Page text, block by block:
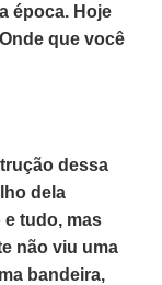
época. Hoje
que você
dessa
dela
e tudo, mas
não viu uma
bandeira,